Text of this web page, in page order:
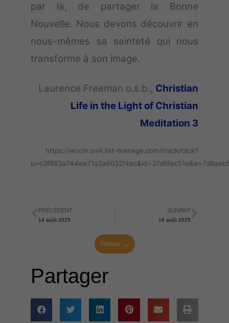
par là, de partager la Bonne
Nouvelle. Nous devons découvrir en
nous-mêmes sa sainteté qui nous
transforme à son image.
Laurence Freeman o.s.b., Christian
Life in the Light of Christian
Meditation 3
https://wccm.us4.list-manage.com/track/click?
Précédent
PRÉCÉDENT
14 août 2025
SUIVANT
16 août 2025
Retour →
Partager